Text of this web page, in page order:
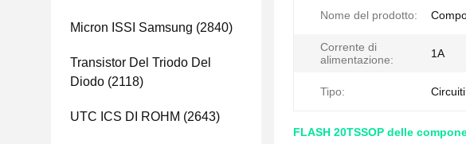
Micron ISSI Samsung (2840)
Transistor Del Triodo Del
Diodo (2118)
UTC ICS DI ROHM (2643)
Nome del prodotto:
Corrente di
alimentazione:
1A
Tipo:
FLASH 20TSSOP delle